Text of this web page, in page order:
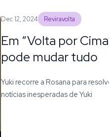
Dec 12, 2024 Reviravolta
Em “Volta por
pode mudar tudo
Yuki recorre a Rosana para
notícias inesperadas de Yuki